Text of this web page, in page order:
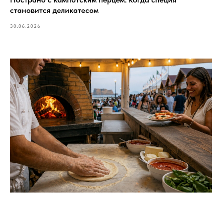
становится деликатесом
30.06.2026